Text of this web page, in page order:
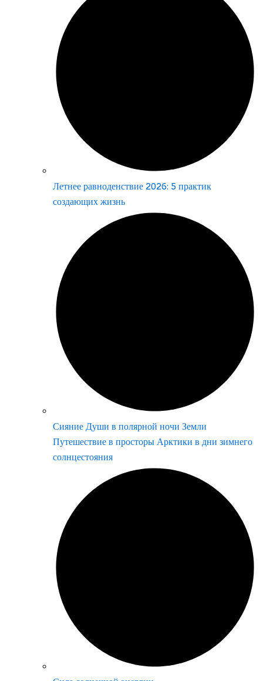
Летнее равноденствие 2026: 5 практик
создающих жизнь
Сияние Души в полярной ночи Земли
Путешествие в просторы Арктики в дни зимнего
солнцестояния